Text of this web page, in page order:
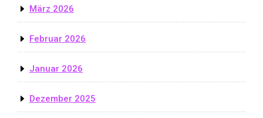
März 2026
Februar 2026
Januar 2026
Dezember 2025